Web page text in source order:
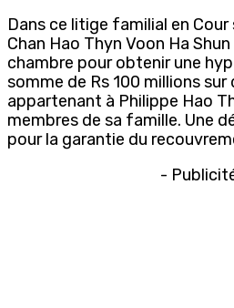
Dans ce litige familial en
Chan Hao Thyn Voon Ha
chambre pour obtenir une
somme de Rs 100 millions
appartenant à Philippe Hao
membres de sa famille. Une
pour la garantie du
-